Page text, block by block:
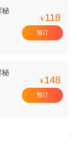
秘
¥ 118
预订
秘
¥ 148
预订